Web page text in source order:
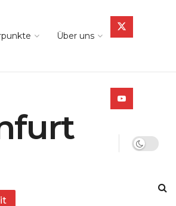
Über uns